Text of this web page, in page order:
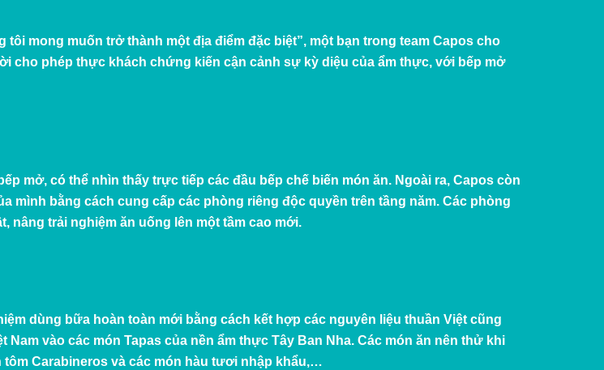
mong muốn trở thành một địa điểm đặc biệt”, một bạn trong team Capos cho
cho phép thực khách chứng kiến cận cảnh sự kỳ diệu của ẩm thực, với bếp mở
mở, có thể nhìn thấy trực tiếp các đầu bếp chế biến món ăn. Ngoài ra, Capos còn
mình bằng cách cung cấp các phòng riêng độc quyền trên tầng năm. Các phòng
nâng trải nghiệm ăn uống lên một tầm cao mới.
dùng bữa hoàn toàn mới bằng cách kết hợp các nguyên liệu thuần Việt cũng
vào các món Tapas của nền ẩm thực Tây Ban Nha. Các món ăn nên thử khi
Carabineros và các món hàu tươi nhập khẩu,…